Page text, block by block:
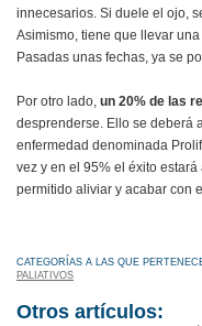
innecesarios. Si duele el ojo,
Asimismo, tiene que llevar
Pasadas unas fechas, ya se
Por otro lado, un 20% de las
desprenderse. Ello se deberá
enfermedad denominada
vez y en el 95% el éxito
permitido aliviar y acabar con
CATEGORÍAS A LAS QUE
PALIATIVOS
Otros artículos: